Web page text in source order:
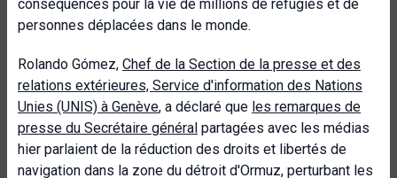
conséquences pour la vie de millions de réfugiés et de
personnes déplacées dans le monde.
Rolando Gómez, Chef de la Section de la presse et des
relations extérieures, Service d'information des Nations
Unies (UNIS) à Genève, a déclaré que les remarques de
presse du Secrétaire général partagées avec les médias
hier parlaient de la réduction des droits et libertés de
navigation dans la zone du détroit d'Ormuz, perturbant les